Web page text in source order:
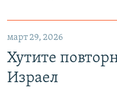
март 29, 2026
Хутите
Израел